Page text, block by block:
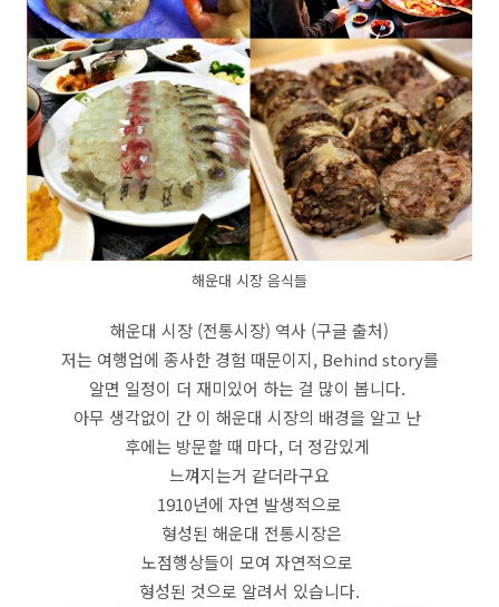
해운대 시장 음식들
해운대 시장 (전통시장) 역사 (구글 출처)
저는 여행업에 종사한 경험 때문이지, Behind story를
알면 일정이 더 재미있어 하는 걸 많이 봅니다.
아무 생각없이 간 이 해운대 시장의 배경을 알고 난
후에는 방문할 때 마다, 더 정감있게
느껴지는거 같더라구요
1910년에 자연 발생적으로
형성된 해운대 전통시장은
노점행상들이 모여 자연적으로
형성된 것으로 알려서 있습니다.